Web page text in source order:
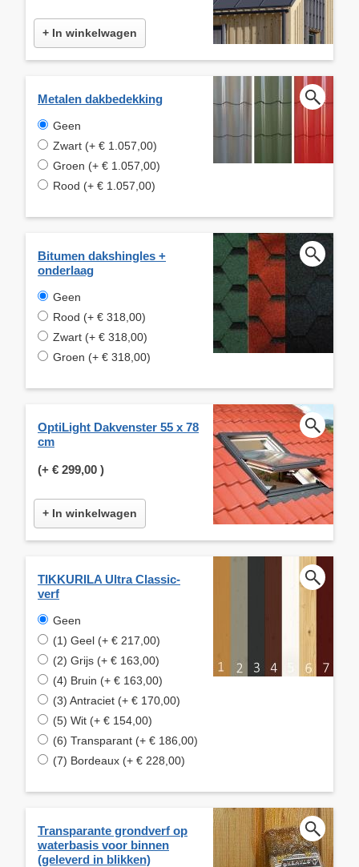
+ In winkelwagen
Metalen dakbedekking
Geen
Zwart (+ € 1.057,00)
Groen (+ € 1.057,00)
Rood (+ € 1.057,00)
Bitumen dakshingles +
onderlaag
Geen
Rood (+ € 318,00)
Zwart (+ € 318,00)
Groen (+ € 318,00)
OptiLight Dakvenster 55 x 78
cm
(+ € 299,00 )
+ In winkelwagen
TIKKURILA Ultra Classic-
verf
Geen
(1) Geel (+ € 217,00)
(2) Grijs (+ € 163,00)
(4) Bruin (+ € 163,00)
(3) Antraciet (+ € 170,00)
(5) Wit (+ € 154,00)
(6) Transparant (+ € 186,00)
(7) Bordeaux (+ € 228,00)
Transparante grondverf op
waterbasis voor binnen
(geleverd in blikken)